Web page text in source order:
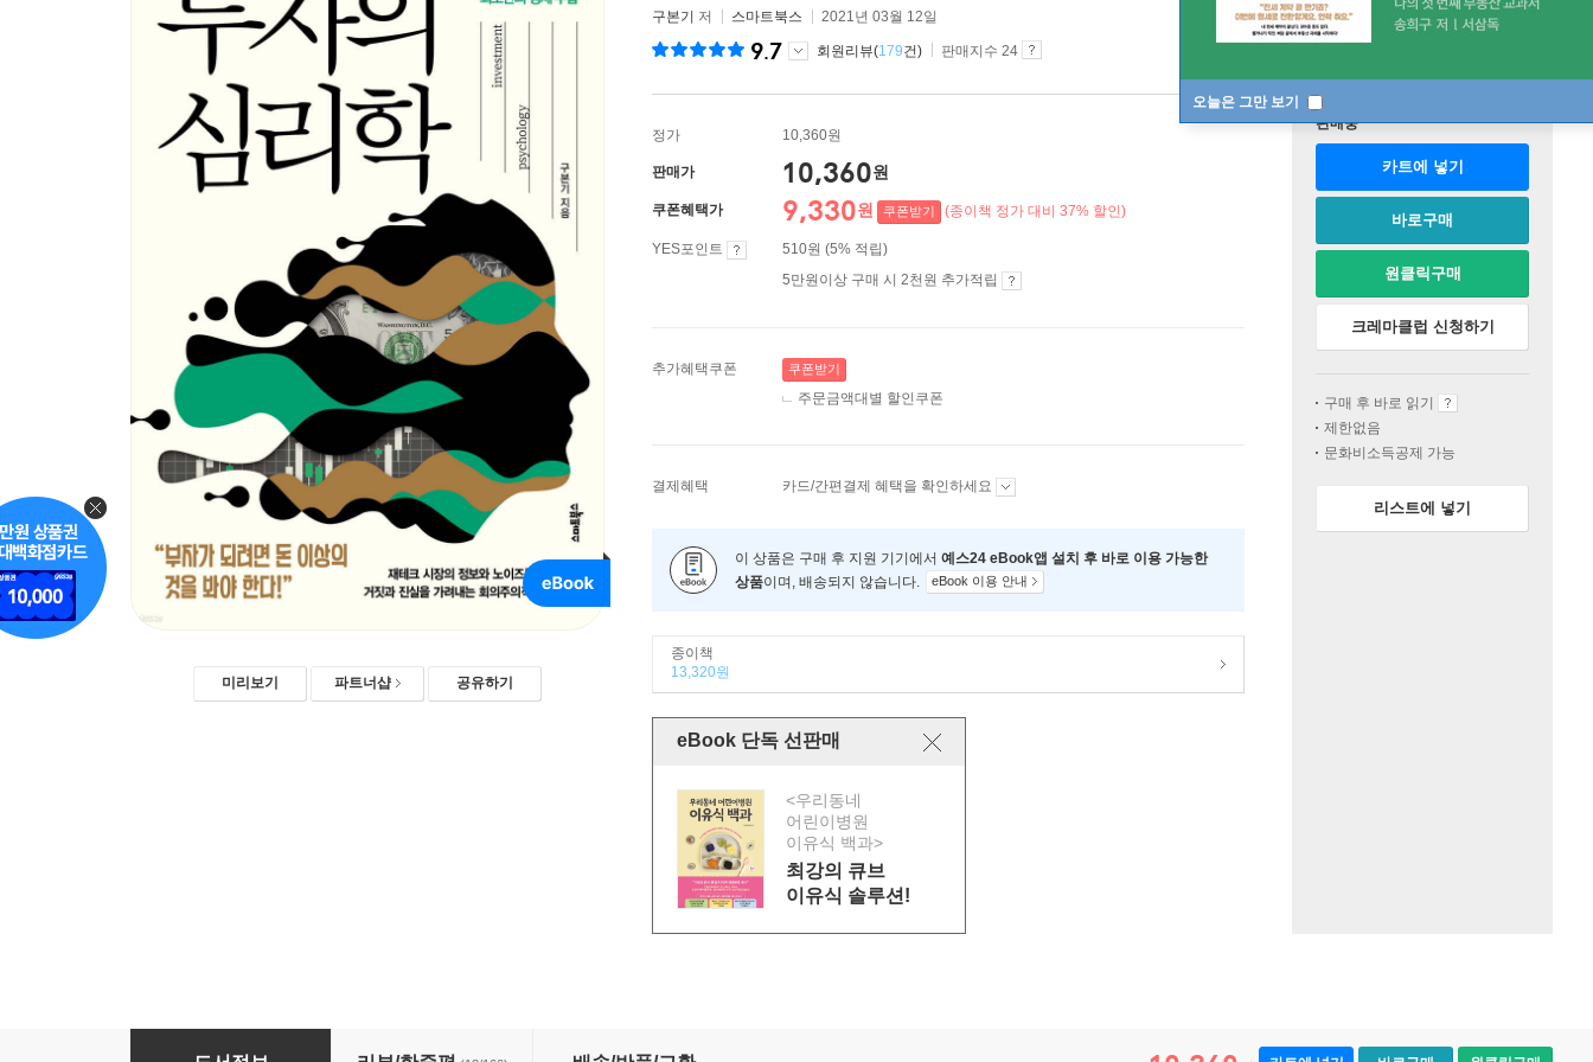
오늘은 그만 보기
미리보기 파트너샵 공유하기
구본기 저 스마트북스 2021년 03월 12일
9.7 회원리뷰(179건) 판매지수 24
정가 10,360원
판매가 10,360원
쿠폰혜택가 9,330원 쿠폰받기 (종이책 정가 대비 37% 할인)
YES포인트
510원 (5% 적립)
5만원이상 구매 시 2천원 추가적립
추가혜택쿠폰 쿠폰받기
주문금액대별 할인쿠폰
결제혜택 카드/간편결제 혜택을 확인하세요
이 상품은 구매 후 지원 기기에서 예스24 eBook앱 설치 후 바로 이용 가능한
상품이며, 배송되지 않습니다. eBook 이용 안내
종이책
13,320원
eBook 단독 선판매
<우리동네
어린이병원
이유식 백과>
최강의 큐브
이유식 솔루션!
판매중
카트에 넣기
바로구매
원클릭구매
크레마클럽 신청하기
구매 후 바로 읽기
제한없음
문화비소득공제 가능
리스트에 넣기
투자의 심리학